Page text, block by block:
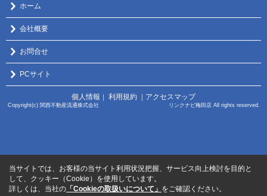
ホーム
会社概要
お問合せ
PCサイト
個人情報 ｜ 利用規約 ｜ アクセスマップ
Copyright(c) 関西不動産流通株式会社 リンクナビ梅田店 All rights reserved.
当サイトでは、お客様の当サイト利用状況把握、サービス向上検討を目的と
して、クッキー（Cookie）を使用しています。
詳しくは、当社の 「Cookieの取扱いについて」 をご確認ください。